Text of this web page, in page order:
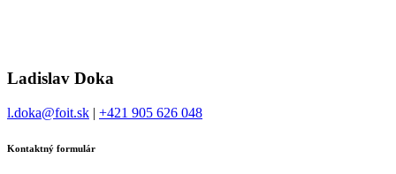
Ladislav Doka
l.doka@foit.sk | +421 905 626 048
Kontaktný formulár